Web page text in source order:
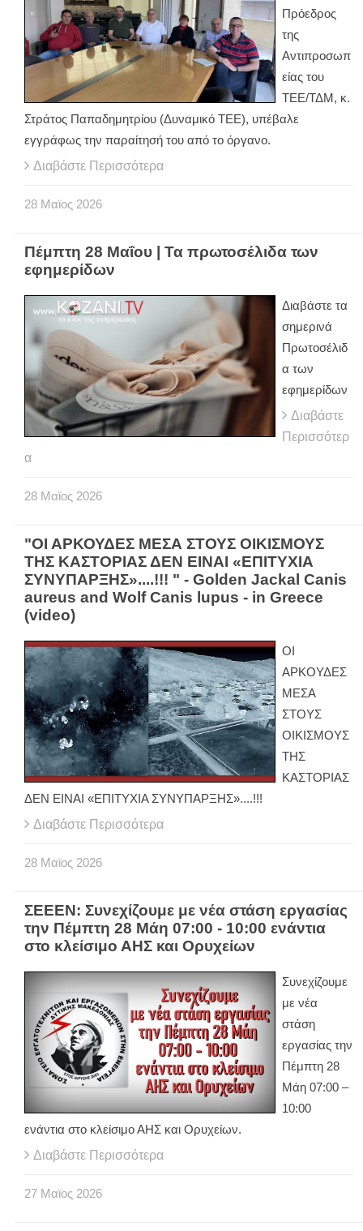
Πρόεδρος
της
Αντιπροσωπ
είας του
ΤΕΕ/ΤΔΜ, κ.
Στράτος Παπαδημητρίου (Δυναμικό ΤΕΕ), υπέβαλε
εγγράφως την παραίτησή του από το όργανο.
Διαβάστε Περισσότερα
28 Μαϊος 2026
Πέμπτη 28 Μαΐου | Τα πρωτοσέλιδα των
εφημερίδων
Διαβάστε τα
σημερινά
Πρωτοσέλιδ
α των
εφημερίδων
Διαβάστε
Περισσότερ
α
28 Μαϊος 2026
"ΟΙ ΑΡΚΟΥΔΕΣ ΜΕΣΑ ΣΤΟΥΣ ΟΙΚΙΣΜΟΥΣ
ΤΗΣ ΚΑΣΤΟΡΙΑΣ ΔΕΝ ΕΙΝΑΙ «ΕΠΙΤΥΧΙΑ
ΣΥΝΥΠΑΡΞΗΣ»....!!! " - Golden Jackal Canis
aureus and Wolf Canis lupus - in Greece
(video)
ΟΙ
ΑΡΚΟΥΔΕΣ
ΜΕΣΑ
ΣΤΟΥΣ
ΟΙΚΙΣΜΟΥΣ
ΤΗΣ
ΚΑΣΤΟΡΙΑΣ
ΔΕΝ ΕΙΝΑΙ «ΕΠΙΤΥΧΙΑ ΣΥΝΥΠΑΡΞΗΣ»....!!!
Διαβάστε Περισσότερα
28 Μαϊος 2026
ΣΕΕΕΝ: Συνεχίζουμε με νέα στάση εργασίας
την Πέμπτη 28 Μάη 07:00 - 10:00 ενάντια
στο κλείσιμο ΑΗΣ και Ορυχείων
Συνεχίζουμε
με νέα
στάση
εργασίας την
Πέμπτη 28
Μάη 07:00 –
10:00
ενάντια στο κλείσιμο ΑΗΣ και Ορυχείων.
Διαβάστε Περισσότερα
27 Μαϊος 2026